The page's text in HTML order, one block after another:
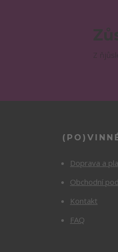
Doprava a
Obchodní
Kontakt
FAQ